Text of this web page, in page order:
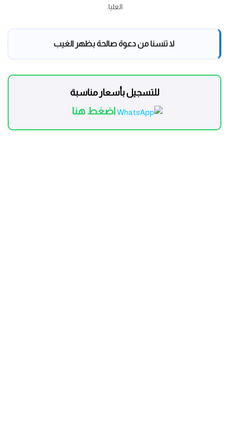
العليا.
لا تنسنا من دعوة صالحة بظهر الغيب
للتسجيل بأسعار مناسبة
اضغط هنا